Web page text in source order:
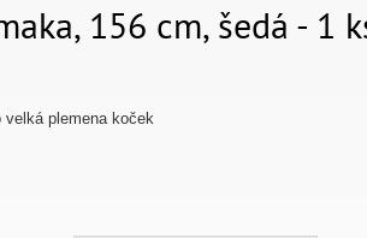
156 cm, šedá - 1
velká plemena koček